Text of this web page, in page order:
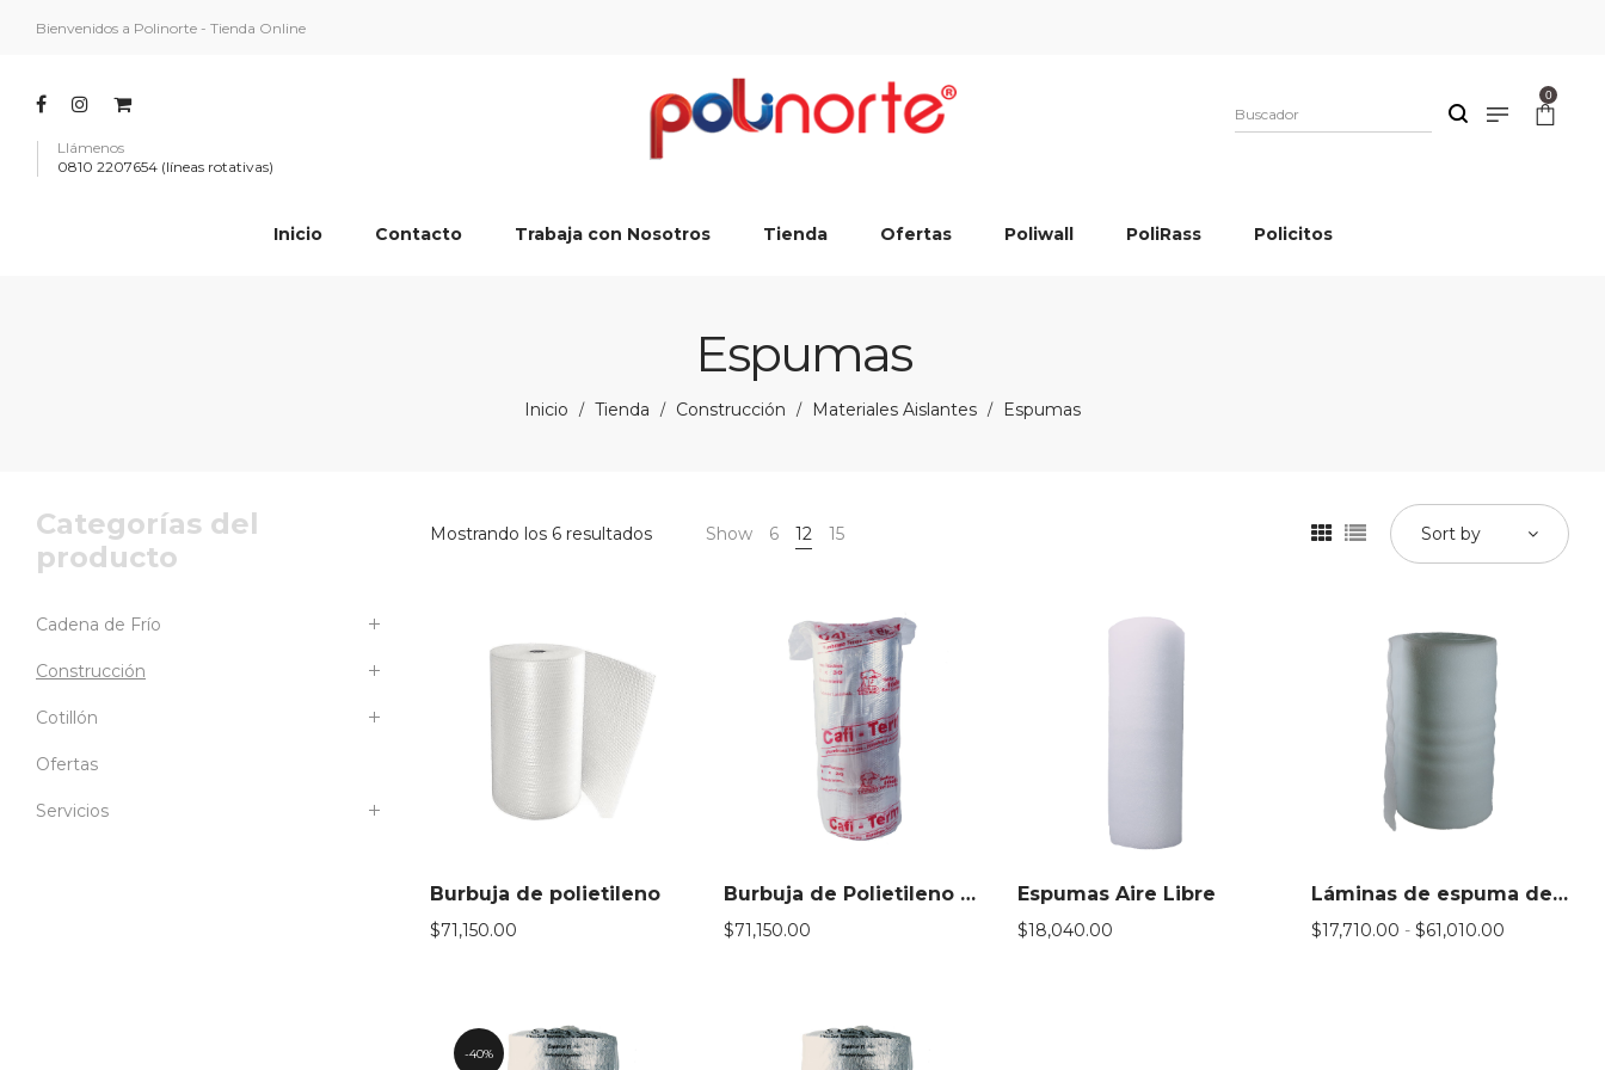
Bienvenidos a Polinorte - Tienda Online
Llámenos
0810 2207654 (líneas rotativas)
0
Inicio Contacto Trabaja con Nosotros Tienda Ofertas Poliwall PoliRass Policitos
Espumas
Inicio / Tienda / Construcción / Materiales Aislantes / Espumas
Mostrando los 6 resultados Show 6 12 15 Sort by
Burbuja de polietileno
$71,150.00
Burbuja de Polietileno Termo Hidrófuga Aluminizada
$71,150.00
Espumas Aire Libre
$18,040.00
Láminas de espuma de polietileno
$17,710.00 - $61,010.00
40%
Categorías del
producto
Cadena de Frío
Construcción
Cotillón
Ofertas
Servicios